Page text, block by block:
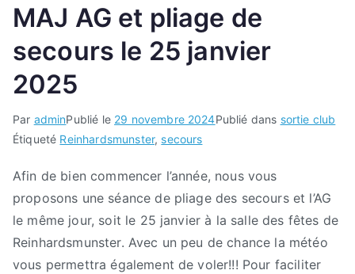
MAJ AG et pliage de
secours le 25 janvier
2025
Par adminPublié le 29 novembre 2024Publié dans sortie club
Étiqueté Reinhardsmunster, secours
Afin de bien commencer l’année, nous vous
proposons une séance de pliage des secours et l’AG
le même jour, soit le 25 janvier à la salle des fêtes de
Reinhardsmunster. Avec un peu de chance la météo
vous permettra également de voler!!! Pour faciliter